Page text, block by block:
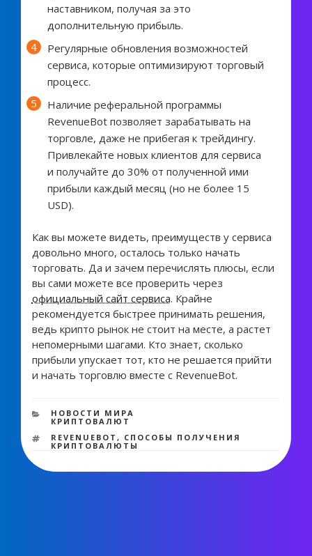
наставником, получая за это
дополнительную прибыль.
Регулярные обновления возможностей
сервиса, которые оптимизируют торговый
процесс.
Наличие реферальной программы
RevenueBot позволяет зарабатывать на
торговле, даже не прибегая к трейдингу.
Привлекайте новых клиентов для сервиса
и получайте до 30% от полученной ими
прибыли каждый месяц (но не более 15
USD).
Как вы можете видеть, преимуществ у сервиса
довольно много, осталось только начать
торговать. Да и зачем перечислять плюсы, если
вы сами можете все проверить через
официальный сайт сервиса. Крайне
рекомендуется быстрее принимать решения,
ведь крипто рынок не стоит на месте, а растет
непомерными шагами. Кто знает, сколько
прибыли упускает тот, кто не решается прийти
и начать торговлю вместе с RevenueBot.
РУБРИКИ
НОВОСТИ МИРА
КРИПТОВАЛЮТ
МЕТКИ
REVENUEBOT, СПОСОБЫ ПОЛУЧЕНИЯ
КРИПТОВАЛЮТЫ